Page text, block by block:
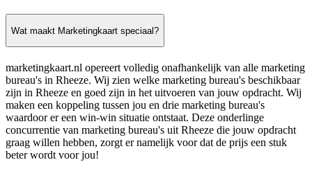
Wat maakt Marketingkaart speciaal?
marketingkaart.nl opereert volledig onafhankelijk van alle marketing
bureau's in Rheeze. Wij zien welke marketing bureau's beschikbaar
zijn in Rheeze en goed zijn in het uitvoeren van jouw opdracht. Wij
maken een koppeling tussen jou en drie marketing bureau's
waardoor er een win-win situatie ontstaat. Deze onderlinge
concurrentie van marketing bureau's uit Rheeze die jouw opdracht
graag willen hebben, zorgt er namelijk voor dat de prijs een stuk
beter wordt voor jou!